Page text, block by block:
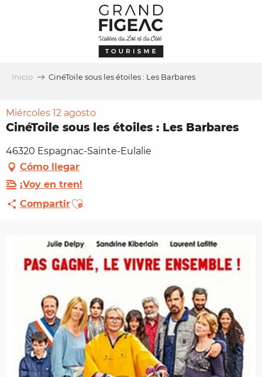
Inicio CinéToile sous les étoiles : Les Barbares
Miércoles 12 agosto
CinéToile sous les étoiles : Les Barbares
46320 Espagnac-Sainte-Eulalie
Cómo llegar
¡Voy en tren!
CompartirAjouter aux favoris